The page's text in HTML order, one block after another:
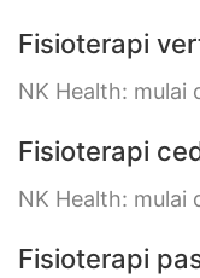
Fisioterapi
NK Health: mulai
Fisioterapi
NK Health: mulai
Fisioterapi